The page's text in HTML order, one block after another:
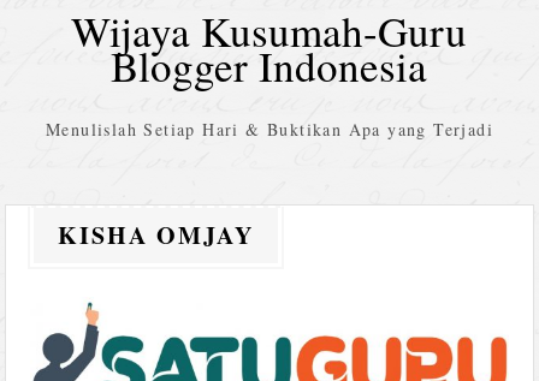
Wijaya Kusumah-Guru
Blogger Indonesia
Menulislah Setiap Hari & Buktikan Apa yang Terjadi
KISHA OMJAY